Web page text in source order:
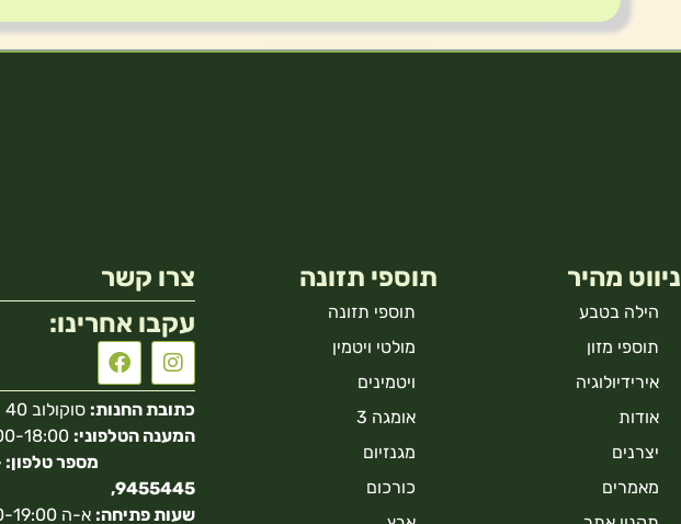
ניווט מהיר
הילה בטבע
תוספי מזון
אירידיולוגיה
אודות
יצרנים
מאמרים
תוספי תזונה
תוספי תזונה
מולטי ויטמין
ויטמינים
אומגה 3
מגנזיום
כורכום
צרו קשר
עקבו אחרינו:
כתובת החנות: סוקולוב 40 הרצליה,
המענה הטלפוני:
9455445,
שעות פתיחה: